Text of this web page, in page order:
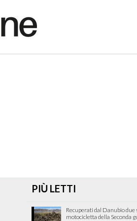
PIÙ LETTI
Recuperati dal Danubio due
motocicletta della Seconda